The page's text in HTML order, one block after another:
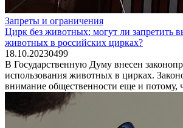
Запреты и ограничения
Цирк без животных: могут ли запретить
животных в российских цирках?
18.10.20230499
В Государственную Думу внесен
использования животных в цирках.
внимание общественности еще и потому,